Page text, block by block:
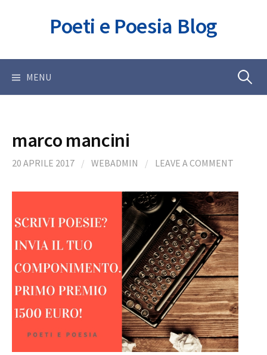
Poeti e Poesia Blog
MENU Ricerca
marco mancini
20 APRILE 2017 / WEBADMIN / LEAVE A COMMENT